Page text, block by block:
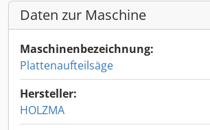
Daten zur Maschine
Maschinenbezeichnung:
Plattenaufteilsäge
Hersteller:
HOLZMA